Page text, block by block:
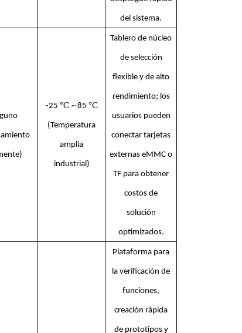
del sistema.
-25 °C ~ 85 °C
(Temperatura
amplia
industrial)
Tablero de núcleo
de selección
flexible y de alto
rendimiento; los
usuarios pueden
conectar tarjetas
externas eMMC o
TF para obtener
costos de
solución
optimizados.
Plataforma para
la verificación de
funciones,
creación rápida
de prototipos y